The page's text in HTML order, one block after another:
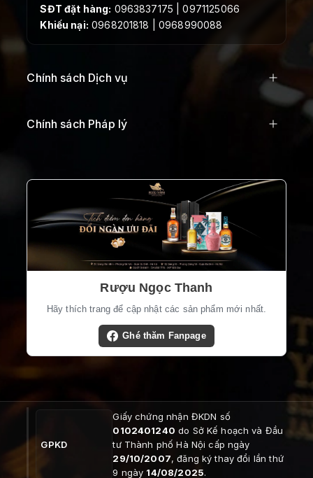
SĐT đặt hàng: 0963837175 | 0971125066
Khiếu nại: 0968201818 | 0968990088
Chính sách Dịch vụ
Chính sách Pháp lý
Rượu Ngọc Thanh
Hãy thích trang để cập nhật các sản phẩm mới nhất.
Ghé thăm Fanpage
GPKD
Giấy chứng nhận ĐKDN số
0102401240 do Sở Kế hoạch và Đầu
tư Thành phố Hà Nội cấp ngày
29/10/2007, đăng ký thay đổi lần thứ
9 ngày 14/08/2025.